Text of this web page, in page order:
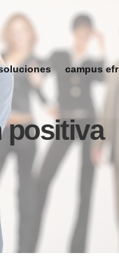
campus efr
positiva